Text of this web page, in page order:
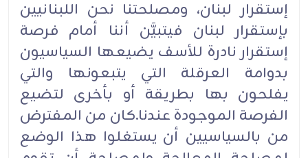
إستقرار لبنان، ومصلحتنا نحن اللبنانيين
بإستقرار لبنان فيتبيَّن أننا أمام فرصة
إستقرار نادرة للأسف يضيعها السياسيون
بدوامة العرقلة التي يتبعونها والتي
يفلحون بها بطريقة أو بأخرى لتضيع
الفرصة الموجودة عندنا.كان من المفترض
من بالسياسيين أن يستغلوا هذا الوضع